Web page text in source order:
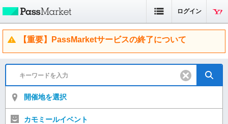
ログイン
【重要】PassMarketサービスの終了について
開催地を選択
カモミールイベント